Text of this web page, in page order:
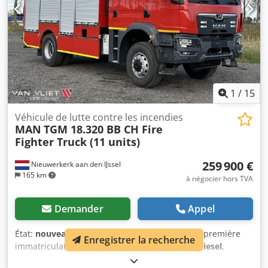
Csdpfx Aezrh Tyjfmorf Al Shogran GmbH An der Glashütte
15 41516 Grevenbroich Tél. : Portable : Mme Sabine Faust
E-mail :
1 / 15
Nieuwerkerk aan den IJssel
165 km
Véhicule de lutte contre les incendies
MAN TGM 18.320 BB CH Fire
Fighter Truck (11 units)
259 900 €
à négocier hors TVA
Demander Appel
État: nouveau , puissance: 235 kW (319,51 ch)
, première
immatriculation: 10/2023, type de carburant: diesel,
315/80R22.5
Enregistrer la recherche